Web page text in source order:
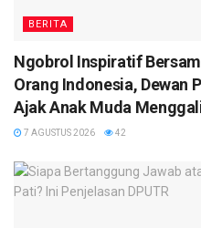
BERITA
Ngobrol Inspiratif
Orang Indonesia, Dewan
Ajak Anak Muda
7 AGUSTUS 2026 42